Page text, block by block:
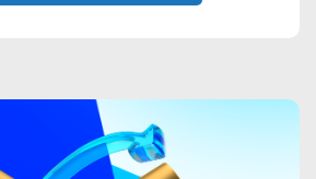
sobre
ciclo